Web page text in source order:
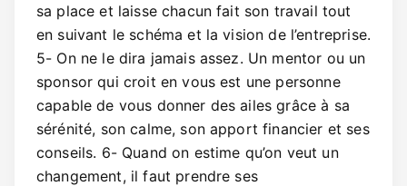
sa place et laisse chacun fait son travail tout
en suivant le schéma et la vision de l’entreprise.
5- On ne le dira jamais assez. Un mentor ou un
sponsor qui croit en vous est une personne
capable de vous donner des ailes grâce à sa
sérénité, son calme, son apport financier et ses
conseils. 6- Quand on estime qu’on veut un
changement, il faut prendre ses